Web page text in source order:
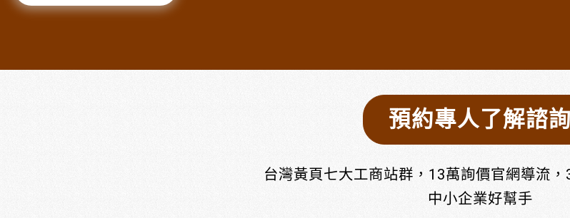
預約專人了解諮詢
台灣黃頁七大工商站群，13萬詢價官網導流
中小企業好幫手